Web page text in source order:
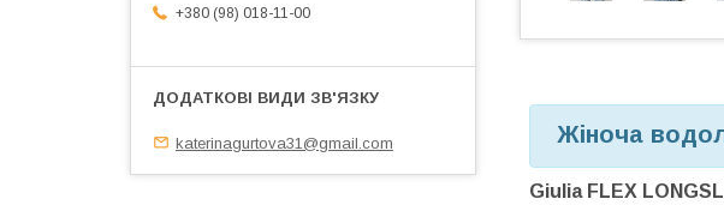
Жіноча
Giulia FLEX
+380 (98) 018-11-00
katerinagurtova31@gmail.com